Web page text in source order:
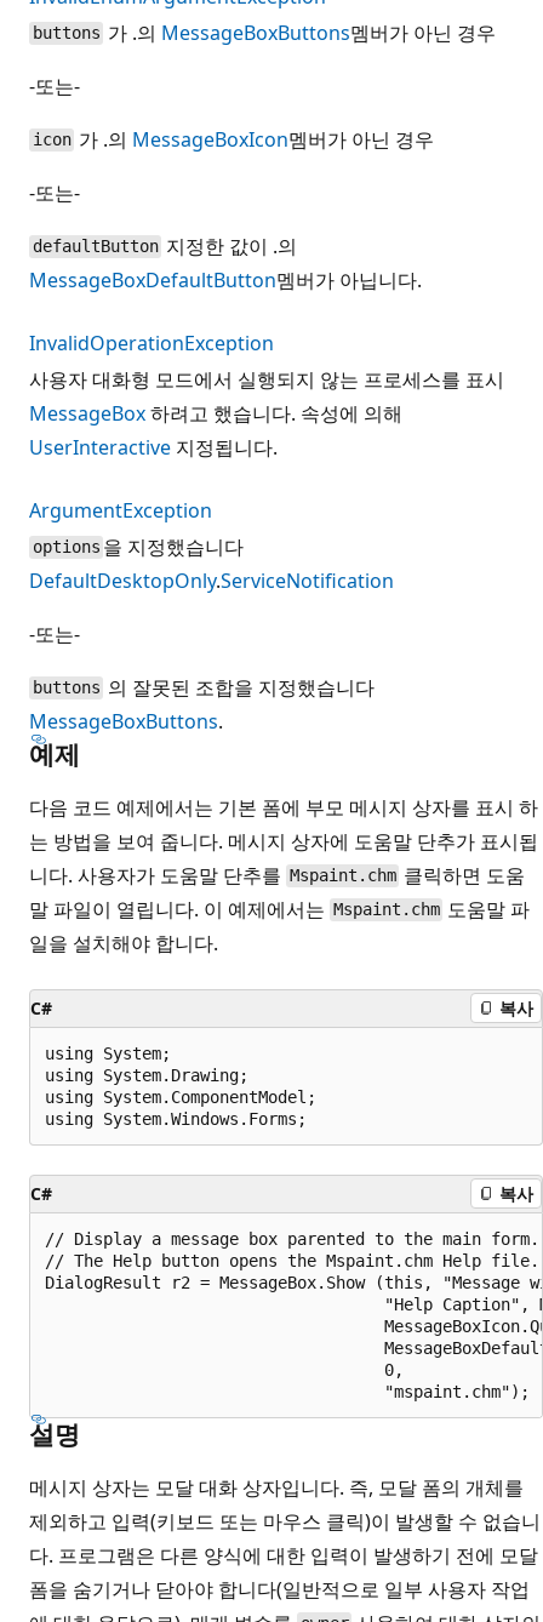
buttons 가 .의 MessageBoxButtons멤버가 아닌 경우
-또는-
icon 가 .의 MessageBoxIcon멤버가 아닌 경우
-또는-
defaultButton 지정한 값이 .의
MessageBoxDefaultButton멤버가 아닙니다.
InvalidOperationException
사용자 대화형 모드에서 실행되지 않는 프로세스를 표시
MessageBox하려고 했습니다. 속성에 의해
UserInteractive 지정됩니다.
ArgumentException
options 을 지정했습니다
DefaultDesktopOnly.ServiceNotification
-또는-
buttons 의 잘못된 조합을 지정했습니다
MessageBoxButtons.
예제
다음 코드 예제에서는 기본 폼에 부모 메시지 상자를 표시 하
는 방법을 보여 줍니다. 메시지 상자에 도움말 단추가 표시됩
니다. 사용자가 도움말 단추를 Mspaint.chm 클릭하면 도움
말 파일이 열립니다. 이 예제에서는 Mspaint.chm 도움말 파
일을 설치해야 합니다.
C# 복사
using System;
using System.Drawing;
using System.ComponentModel;
C# 복사
// Display a message box parented to the main
// The Help button opens the Mspaint.chm Help file.
DialogResult r2 = MessageBox.Show (this,
"Help
                                   0,
설명
메시지 상자는 모달 대화 상자입니다. 즉, 모달 폼의 개체를
제외하고 입력(키보드 또는 마우스 클릭)이 발생할 수 없습니
다. 프로그램은 다른 양식에 대한 입력이 발생하기 전에 모달
폼을 숨기거나 닫아야 합니다(일반적으로 일부 사용자 작업